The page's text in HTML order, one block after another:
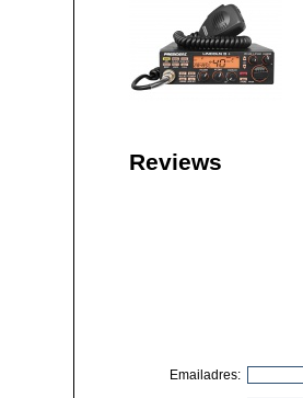
Reviews
Emailadres: